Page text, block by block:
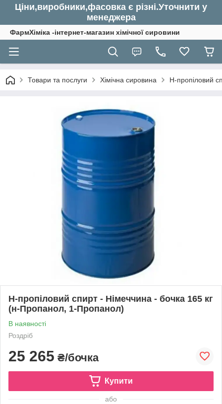
Ціни,виробники,фасовка є різні.Уточнити у
менеджера
ФармХіміка -інтернет-магазин хімічної сировини
Товари та послуги Хімічна сировина Н-пропіловий
Н-пропіловий спирт - Німеччина - бочка 165 кг
(н-Пропанол, 1-Пропанол)
В наявності
Роздріб
25 265 ₴/бочка
Купити
або